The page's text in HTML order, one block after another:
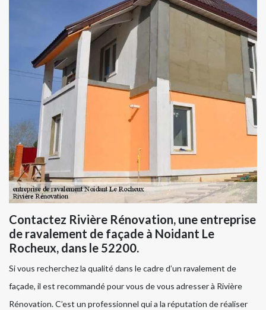
Contactez Rivière Rénovation, une entreprise
de ravalement de façade à Noidant Le
Rocheux, dans le 52200.
Si vous recherchez la qualité dans le cadre d’un ravalement de
façade, il est recommandé pour vous de vous adresser à Rivière
Rénovation. C’est un professionnel qui a la réputation de réaliser